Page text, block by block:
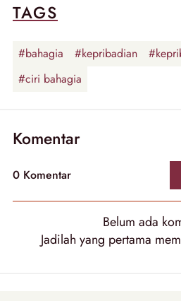
TAGS
#bahagia #kepribadian
#ciri bahagia
Komentar
0 Komentar
Belum ada
Jadilah yang pertama